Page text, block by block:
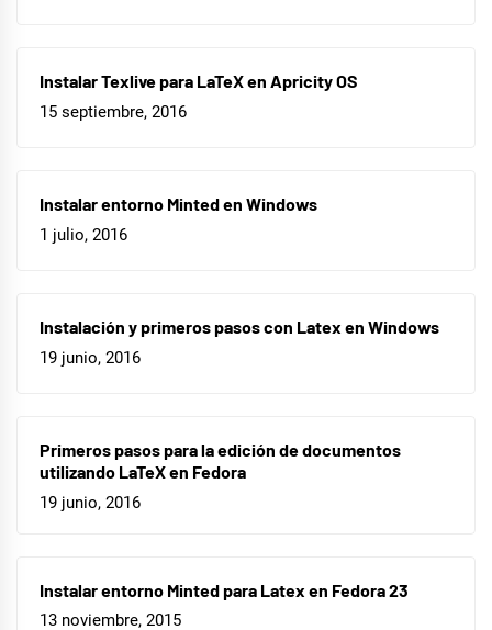
Instalar Texlive para LaTeX en Apricity OS
15 septiembre, 2016
Instalar entorno Minted en Windows
1 julio, 2016
Instalación y primeros pasos con Latex en Windows
19 junio, 2016
Primeros pasos para la edición de documentos
utilizando LaTeX en Fedora
19 junio, 2016
Instalar entorno Minted para Latex en Fedora 23
13 noviembre, 2015